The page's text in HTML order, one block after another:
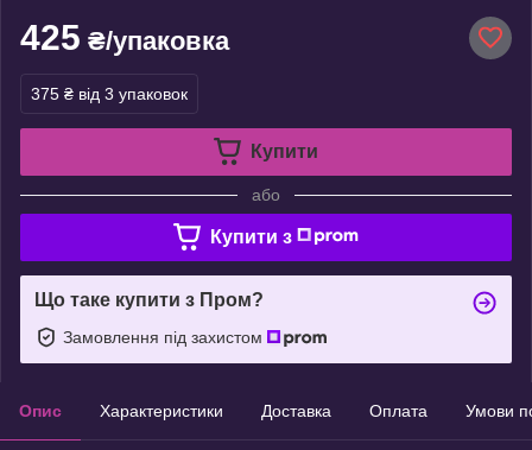
425 ₴/упаковка
375 ₴ від 3 упаковок
Купити
або
Купити з
Що таке купити з Пром?
Замовлення під захистом
Опис Характеристики Доставка Оплата Умови